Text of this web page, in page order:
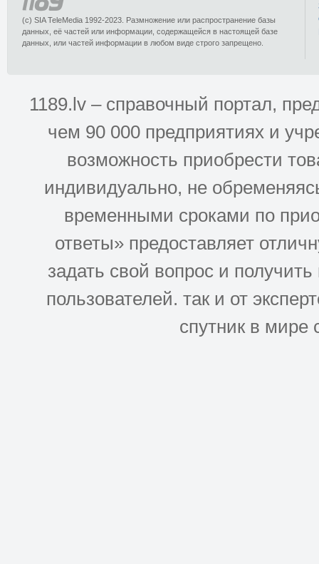
(c) SIA TeleMedia 1992-2023. Размножение или распространение базы
данных, её частей или информации, содержащейся в настоящей базе
данных, или частей информации в любом виде строго запрещено.
1189.lv – справочный портал,
чем 90 000 предприятиях и
возможность приобрести
индивидуально, не
временными сроками по
ответы» предоставляет
задать свой вопрос и
пользователей. так и от
спутник в